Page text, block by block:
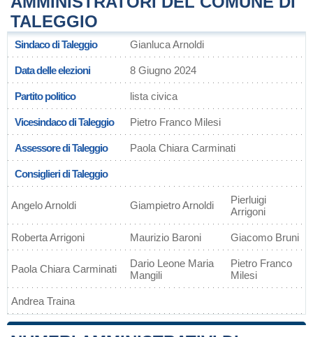
TALEGGIO
Sindaco di Taleggio Gianluca Arnoldi
Data delle elezioni 8 Giugno 2024
Partito politico lista civica
Vicesindaco di Taleggio Pietro Franco Milesi
Assessore di Taleggio Paola Chiara Carminati
Consiglieri di Taleggio
Angelo Arnoldi Giampietro Arnoldi
Pierluigi
Arrigoni
Roberta Arrigoni Maurizio Baroni Giacomo Bruni
Paola Chiara Carminati
Dario Leone Maria
Mangili
Pietro Franco
Milesi
Andrea Traina